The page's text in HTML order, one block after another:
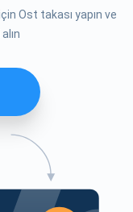
Ost takası yapın ve